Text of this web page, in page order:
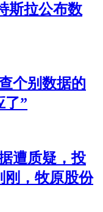
斯拉公布数
个别数据的
了”
遭质疑，投
刚，牧原股份